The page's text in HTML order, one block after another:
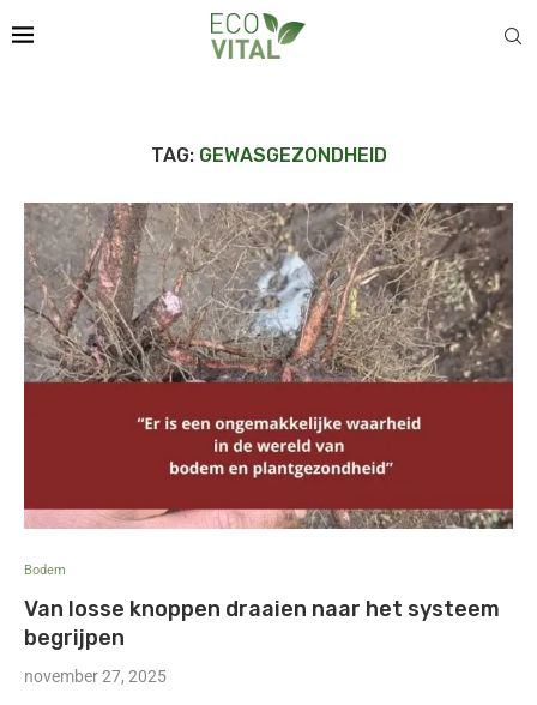
TAG: GEWASGEZONDHEID
Bodem
Van losse knoppen draaien naar het systeem
begrijpen
november 27, 2025